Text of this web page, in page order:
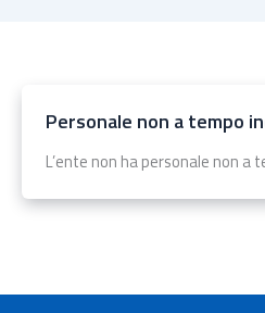
Personale non a tempo
L’ente non ha personale non